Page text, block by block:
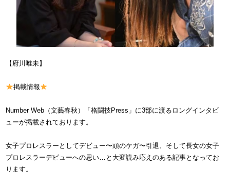
【府川唯未】
掲載情報
Number Web（文藝春秋）「格闘技Press」に3部に渡るロングインタビ
ューが掲載されております。
女子プロレスラーとしてデビュー〜頭のケガ〜引退、そして長女の女子
プロレスラーデビューへの思い…と大変読み応えのある記事となってお
ります。